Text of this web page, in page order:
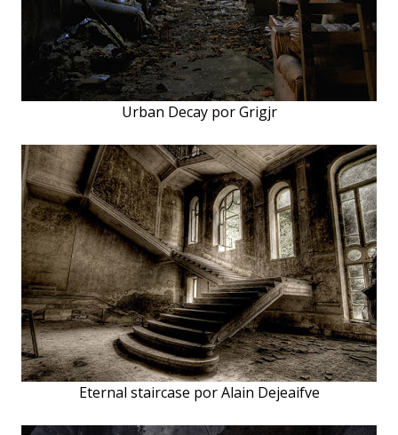
Urban Decay por Grigjr
Eternal staircase por Alain Dejeaifve